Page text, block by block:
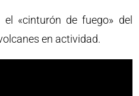
«cinturón de fuego» del
en actividad.